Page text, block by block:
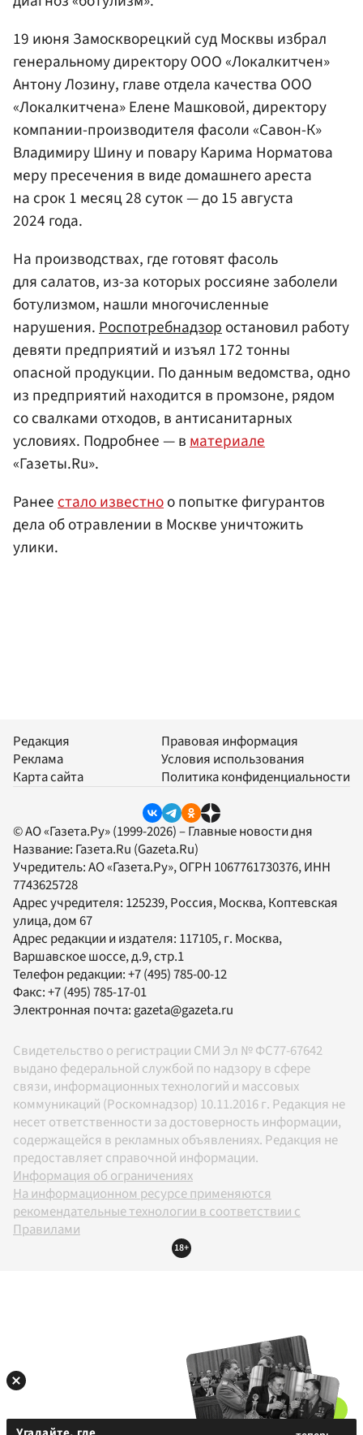
19 июня Замоскворецкий суд Москвы избрал
генеральному директору ООО «Локалкитчен»
Антону Лозину, главе отдела качества ООО
«Локалкитчена» Елене Машковой, директору
компании-производителя фасоли «Савон-К»
Владимиру Шину и повару Карима Норматова
меру пресечения в виде домашнего ареста
на срок 1 месяц 28 суток — до 15 августа
2024 года.
На производствах, где готовят фасоль
для салатов, из-за которых россияне заболели
ботулизмом, нашли многочисленные
нарушения.Роспотребнадзоростановил работу
девяти предприятий и изъял 172 тонны
опасной продукции. По данным ведомства, одно
из предприятий находится в промзоне, рядом
со свалками отходов, в антисанитарных
условиях. Подробнее — вматериале
«Газеты.Ru».
Ранеестало известноо попытке фигурантов
дела об отравлении в Москве уничтожить
улики.
Редакция
Реклама
Карта сайта
Правовая информация
Условия использования
Политика конфиденциальности
© АО «Газета.Ру» (1999-2026) – Главные новости дня
Название: Газета.Ru (Gazeta.Ru)
Учредитель:АО «Газета.Ру», ОГРН 1067761730376, ИНН
7743625728
Адрес учредителя: 125239, Россия, Москва, Коптевская
улица, дом 67
Адрес редакции и издателя: 117105, г. Москва,
Варшавское шоссе, д.9, стр.1
Телефон редакции:+7 (495) 785-00-12
Факс:+7 (495) 785-17-01
Электронная почта: gazeta@gazeta.ru
Свидетельство о регистрации СМИ Эл № ФС77-67642
выдано федеральной службой по надзору в сфере
связи, информационных технологий и массовых
коммуникаций (Роскомнадзор) 10.11.2016 г. Редакция не
несет ответственности за достоверность информации,
содержащейся в рекламных объявлениях. Редакция не
предоставляет справочной информации.
Информация об ограничениях
На информационном ресурсе применяются
рекомендательные технологии в соответствии с
Правилами
18+